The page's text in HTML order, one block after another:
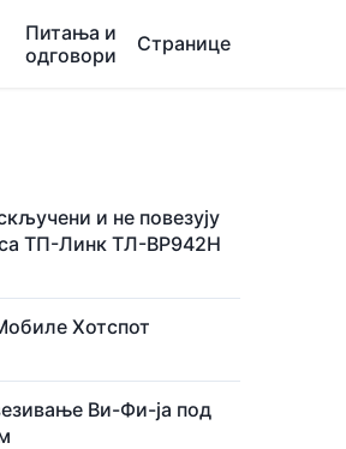
Питања и
одговори
Странице
и не повезују
ТП-Линк ТЛ-ВР942Н
Хотспот
Ви-Фи-ја под